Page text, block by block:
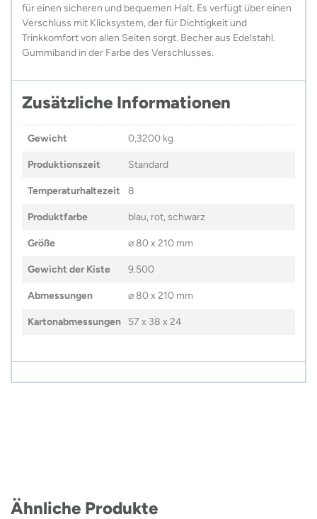
für einen sicheren und bequemen Halt. Es verfügt über einen
Verschluss mit Klicksystem, der für Dichtigkeit und
Trinkkomfort von allen Seiten sorgt. Becher aus Edelstahl.
Gummiband in der Farbe des Verschlusses.
Zusätzliche Informationen
Gewicht 0,3200 kg
Produktionszeit Standard
Temperaturhaltezeit 8
Produktfarbe blau, rot, schwarz
Größe ⌀ 80 x 210 mm
Gewicht der Kiste 9.500
Abmessungen ⌀ 80 x 210 mm
Kartonabmessungen 57 x 38 x 24
Ähnliche Produkte